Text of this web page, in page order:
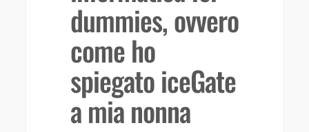
dummies, ovvero
come ho
spiegato iceGate
a mia nonna